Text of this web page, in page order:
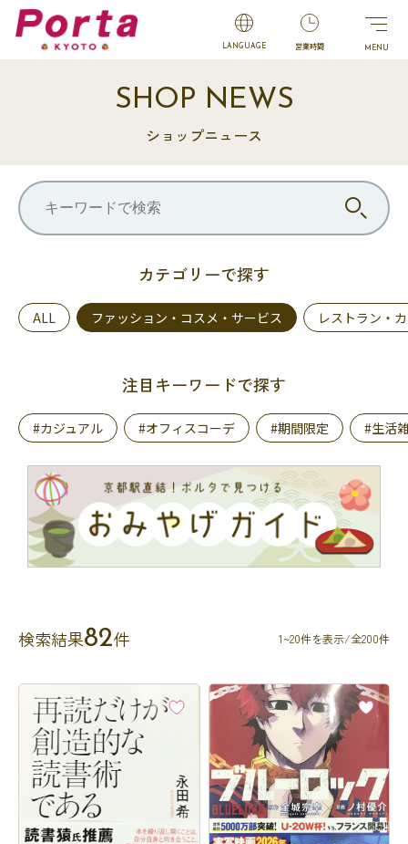
LANGUAGE 営業時間
SHOP NEWS
ショップニュース
カテゴリーで探す
ALL ファッション・コスメ・サービス レストラン・
注目キーワードで探す
#カジュアル #オフィスコーデ #期間限定 #生活
検索結果82件 1~20件を表示/全200件